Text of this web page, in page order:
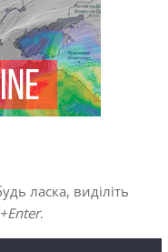
ласка, виділіть
.